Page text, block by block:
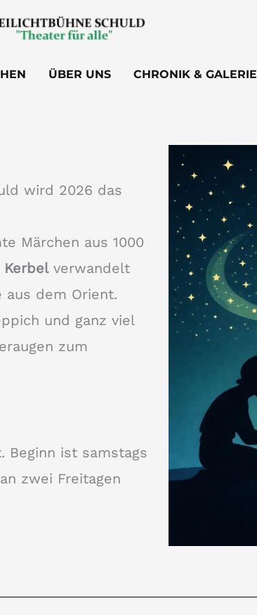
ÜBER UNS CHRONIK & GALERIE
wird 2026 das
Märchen aus 1000
Kerbelverwandelt
aus dem Orient.
und ganz viel
zum
Beginn ist samstags
zwei Freitagen